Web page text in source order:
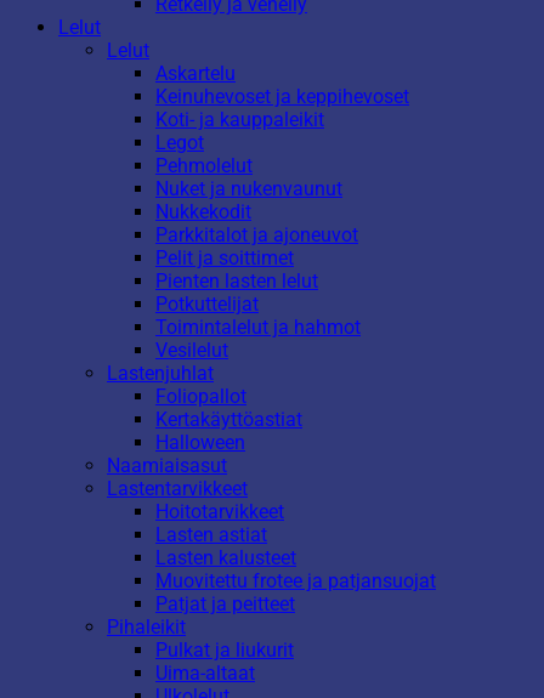
Lelut
Lelut
Askartelu
Keinuhevoset ja keppihevoset
Koti- ja kauppaleikit
Legot
Pehmolelut
Nuket ja nukenvaunut
Nukkekodit
Parkkitalot ja ajoneuvot
Pelit ja soittimet
Pienten lasten lelut
Potkuttelijat
Toimintalelut ja hahmot
Vesilelut
Lastenjuhlat
Foliopallot
Kertakäyttöastiat
Halloween
Naamiaisasut
Lastentarvikkeet
Hoitotarvikkeet
Lasten astiat
Lasten kalusteet
Muovitettu frotee ja patjansuojat
Patjat ja peitteet
Pihaleikit
Pulkat ja liukurit
Uima-altaat